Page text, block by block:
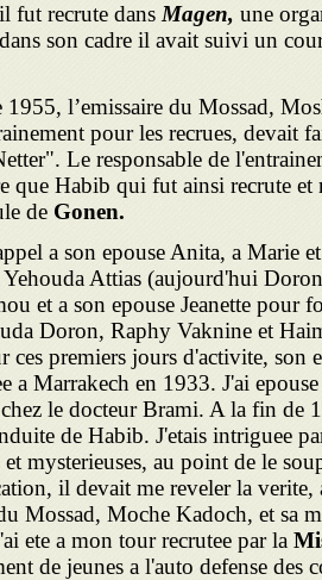
fut recrute dans Magen, une
son cadre il avait suivi un
l’emissaire du Mossad,
pour les recrues, devait
Le responsable de
que Habib qui fut ainsi recrute
de Gonen.
a son epouse Anita, a Marie
Attias (aujourd'hui
et a son epouse Jeanette pour
Doron, Raphy Vaknine et
ces premiers jours d'activite, son
a Marrakech en 1933. J'ai
le docteur Brami. A la fin de
de Habib. J'etais intriguee
et mysterieuses, au point de le
il devait me reveler la verite,
Mossad, Moche Kadoch, et sa
ete a mon tour recrutee par la
de jeunes a l'auto defense des